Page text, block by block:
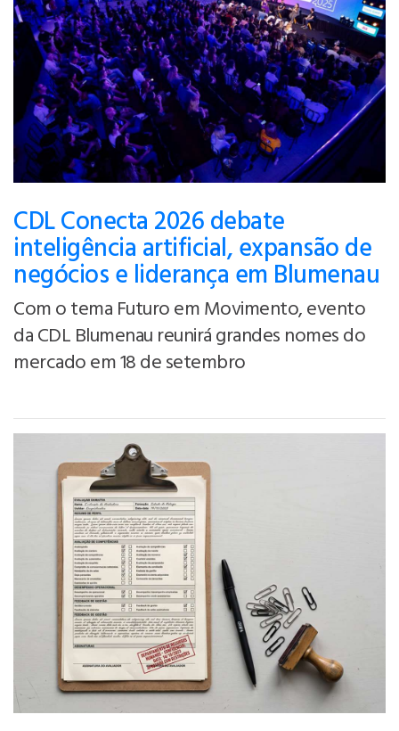
CDL Conecta 2026 debate
inteligência artificial, expansão de
negócios e liderança em Blumenau
Com o tema Futuro em Movimento, evento
da CDL Blumenau reunirá grandes nomes do
mercado em 18 de setembro